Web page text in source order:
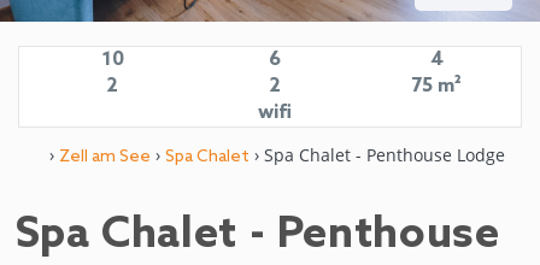
10 6
4
2
2
75 m²
wifi
› Zell am See › Spa Chalet › Spa Chalet - Penthouse Lodge
Spa Chalet - Penthouse